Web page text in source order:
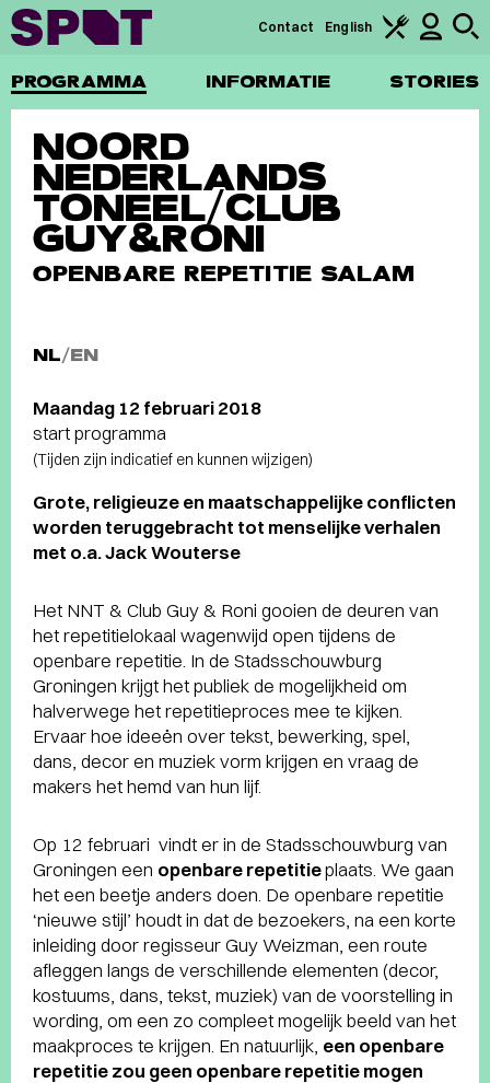
PROGRAMMA INFORMATIE STORIES
Contact English
NOORD
NEDERLANDS
TONEEL/CLUB
GUY&RONI
OPENBARE REPETITIE SALAM
NL/EN
Maandag 12 februari 2018
start programma
(Tijden zijn indicatief en kunnen wijzigen)
Grote, religieuze en maatschappelijke conflicten
worden teruggebracht tot menselijke verhalen
met o.a. Jack Wouterse
Het NNT & Club Guy & Roni gooien de deuren van
het repetitielokaal wagenwijd open tijdens de
openbare repetitie. In de Stadsschouwburg
Groningen krijgt het publiek de mogelijkheid om
halverwege het repetitieproces mee te kijken.
Ervaar hoe ideeën over tekst, bewerking, spel,
dans, decor en muziek vorm krijgen en vraag de
makers het hemd van hun lijf.
Op 12 februari vindt er in de Stadsschouwburg van
Groningen een openbare repetitieplaats. We gaan
het een beetje anders doen. De openbare repetitie
‘nieuwe stijl’ houdt in dat de bezoekers, na een korte
inleiding door regisseur Guy Weizman, een route
afleggen langs de verschillende elementen (decor,
kostuums, dans, tekst, muziek) van de voorstelling in
wording, om een zo compleet mogelijk beeld van het
maakproces te krijgen. En natuurlijk, een openbare
repetitie zou geen openbare repetitie mogen